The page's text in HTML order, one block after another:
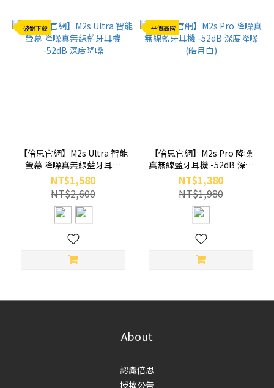
破盤下殺
【倍思官網】M2s Ultra 智能
螢幕 降噪真無線藍牙耳機
-52dB 深度降噪
NT$1,580
NT$2,600
平價高階
【倍思官網】M2s Pro 降噪
真無線藍牙耳機 -52dB 深度
降噪 (皓月白)
NT$1,380
NT$1,980
About
認識倍思
授權公告